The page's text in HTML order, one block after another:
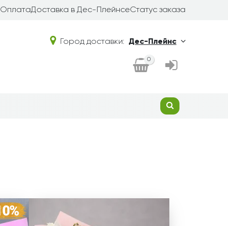
ОплатаДоставка в Дес-ПлейнсеСтатус заказа
Город доставки: Дес-Плейнс
0